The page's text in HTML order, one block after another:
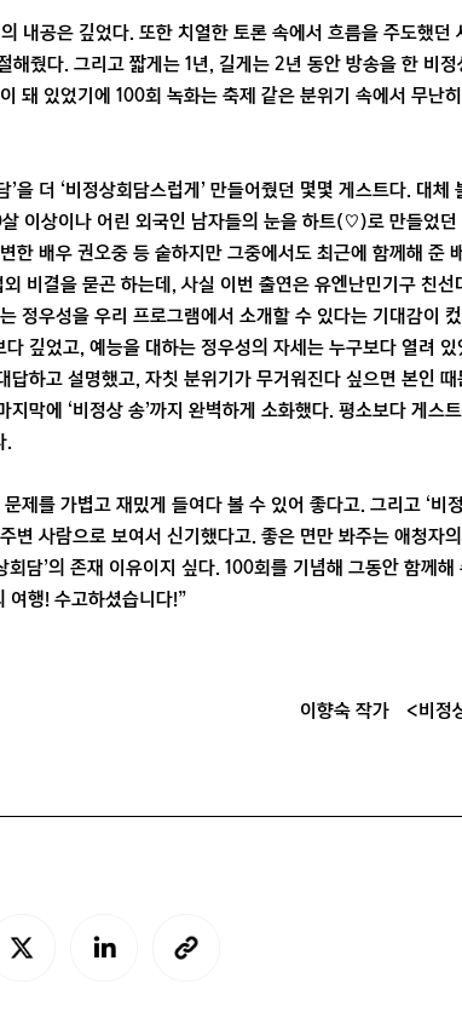
내공은 깊었다. 또한 치열한 토론 속에서 흐름을 주도했던
줬다. 그리고 짧게는 1년, 길게는 2년 동안 방송을 한 비정
돼 있었기에 100회 녹화는 축제 같은 분위기 속에서 무난
을 더 ‘비정상회담스럽게’ 만들어줬던 몇몇 게스트다. 대체
이상이나 어린 외국인 남자들의 눈을 하트(♡)로 만들었던
한 배우 권오중 등 숱하지만 그중에서도 최근에 함께해 준
비결을 묻곤 하는데, 사실 이번 출연은 유엔난민기구 친선
정우성을 우리 프로그램에서 소개할 수 있다는 기대감이
깊었고, 예능을 대하는 정우성의 자세는 누구보다 열려 있
하고 설명했고, 자칫 분위기가 무거워진다 싶으면 본인 때
막에 ‘비정상 송’까지 완벽하게 소화했다. 평소보다 게스
제를 가볍고 재밌게 들여다 볼 수 있어 좋다고. 그리고 ‘비
변 사람으로 보여서 신기했다고. 좋은 면만 봐주는 애청자의
담’의 존재 이유이지 싶다. 100회를 기념해 그동안 함께해
여행! 수고하셨습니다!”
이향숙 작가 <비정